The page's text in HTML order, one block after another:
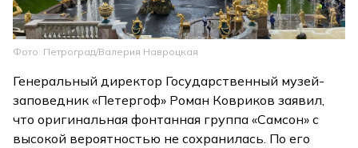
Фото: Петроград/Валерия Навроцкая
Генеральный директор Государственный музей-
заповедник «Петергоф» Роман Ковриков заявил,
что оригинальная фонтанная группа «Самсон» с
высокой вероятностью не сохранилась. По его